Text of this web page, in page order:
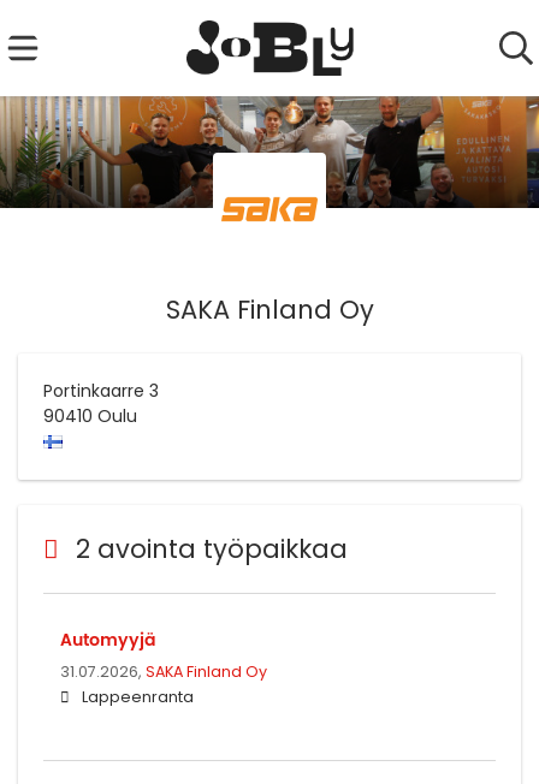
SAKA Finland Oy
Portinkaarre 3
90410 Oulu
2 avointa työpaikkaa
Automyyjä
31.07.2026, SAKA Finland Oy
Lappeenranta